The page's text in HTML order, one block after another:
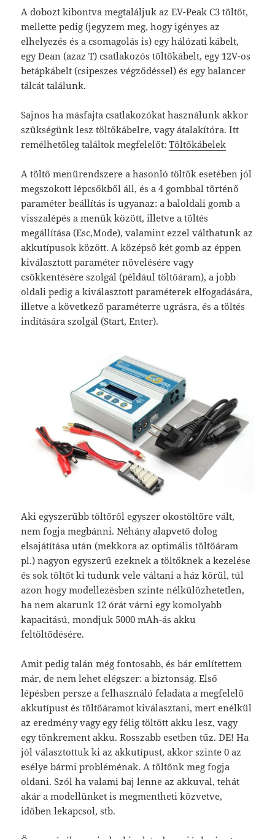
A dobozt kibontva megtaláljuk az EV-Peak C3 töltőt,
mellette pedig (jegyzem meg, hogy igényes az
elhelyezés és a csomagolás is) egy hálózati kábelt,
egy Dean (azaz T) csatlakozós töltőkábelt, egy 12V-os
betápkábelt (csipeszes végződéssel) és egy balancer
tálcát találunk.
Sajnos ha másfajta csatlakozókat használunk akkor
szükségünk lesz töltőkábelre, vagy átalakítóra. Itt
remélhetőleg találtok megfelelőt:Töltőkábelek
A töltő menürendszere a hasonló töltők esetében jól
megszokott lépcsőkből áll, és a 4 gombbal történő
paraméter beállítás is ugyanaz: a baloldali gomb a
visszalépés a menük között, illetve a töltés
megállítása (Esc,Mode), valamint ezzel válthatunk az
akkutípusok között. A középső két gomb az éppen
kiválasztott paraméter növelésére vagy
csökkentésére szolgál (például töltőáram), a jobb
oldali pedig a kiválasztott paraméterek elfogadására,
illetve a következő paraméterre ugrásra, és a töltés
indítására szolgál (Start, Enter).
Aki egyszerűbb töltőről egyszer okostöltőre vált,
nem fogja megbánni. Néhány alapvető dolog
elsajátítása után (mekkora az optimális töltőáram
pl.) nagyon egyszerű ezeknek a töltőknek a kezelése
és sok töltőt ki tudunk vele váltani a ház körül, túl
azon hogy modellezésben szinte nélkülözhetetlen,
ha nem akarunk 12 órát várni egy komolyabb
kapacitású, mondjuk 5000 mAh-ás akku
feltöltődésére.
Amit pedig talán még fontosabb, és bár említettem
már, de nem lehet elégszer: a biztonság. Első
lépésben persze a felhasználó feladata a megfelelő
akkutípust és töltőáramot kiválasztani, mert enélkül
az eredmény vagy egy félig töltött akku lesz, vagy
egy tönkrement akku. Rosszabb esetben tűz. DE! Ha
jól választottuk ki az akkutípust, akkor szinte 0 az
esélye bármi probléménak. A töltőnk meg fogja
oldani. Szól ha valami baj lenne az akkuval, tehát
akár a modellünket is megmentheti közvetve,
időben lekapcsol, stb.